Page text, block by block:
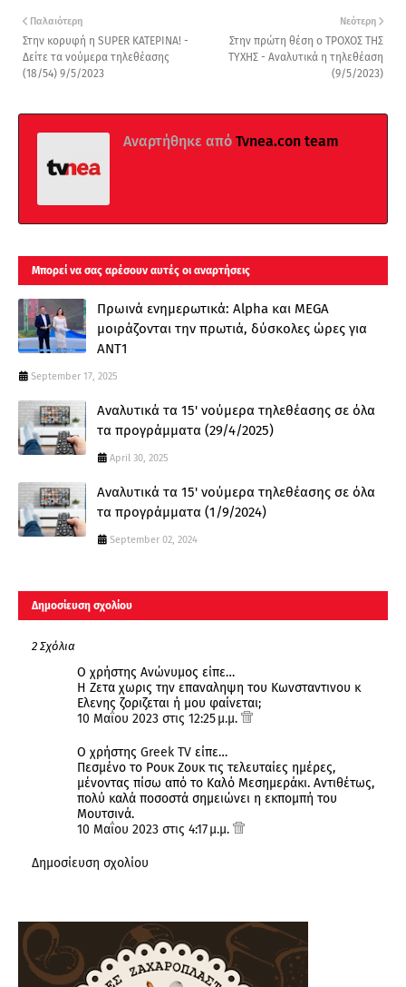
Νεότερη
Στην πρώτη θέση ο ΤΡΟΧΟΣ ΤΗΣ
ΤΥΧΗΣ - Αναλυτικά η τηλεθέαση
(9/5/2023)
Παλαιότερη
Στην κορυφή η SUPER ΚΑΤΕΡΙΝΑ! -
Δείτε τα νούμερα τηλεθέασης
(18/54) 9/5/2023
Αναρτήθηκε από Tvnea.con team
Μπορεί να σας αρέσουν αυτές οι αναρτήσεις
Πρωινά ενημερωτικά: Alpha και MEGA
μοιράζονται την πρωτιά, δύσκολες ώρες για
ΑΝΤ1
September 17, 2025
Αναλυτικά τα 15' νούμερα τηλεθέασης σε όλα
τα προγράμματα (29/4/2025)
April 30, 2025
Αναλυτικά τα 15' νούμερα τηλεθέασης σε όλα
τα προγράμματα (1/9/2024)
September 02, 2024
Δημοσίευση σχολίου
2 Σχόλια
Ο χρήστης Ανώνυμος είπε…
Η Ζετα χωρις την επαναληψη του Κωνσταντινου κ
Ελενης ζοριζεται ή μου φαίνεται;
10 Μαΐου 2023 στις 12:25 μ.μ.
Ο χρήστης Greek TV είπε…
Πεσμένο το Ρουκ Ζουκ τις τελευταίες ημέρες,
μένοντας πίσω από το Καλό Μεσημεράκι. Αντιθέτως,
πολύ καλά ποσοστά σημειώνει η εκπομπή του
Μουτσινά.
10 Μαΐου 2023 στις 4:17 μ.μ.
Δημοσίευση σχολίου